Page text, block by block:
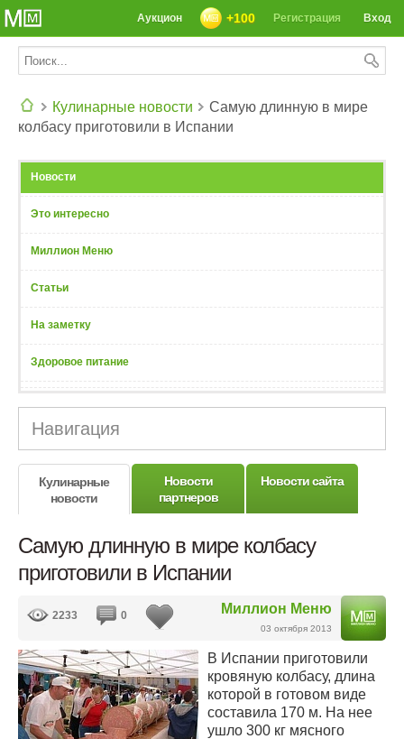
Вход
Регистрация
+100
Аукцион
Кулинарные новости
Самую длинную в мире
колбасу приготовили в Испании
Новости
Это интересно
Миллион Меню
Статьи
На заметку
Здоровое питание
Навигация
Кулинарные
новости
Новости
партнеров
Новости сайта
Самую длинную в мире колбасу
приготовили в Испании
Миллион Меню
03 октября 2013
2233 0
В Испании приготовили
кровяную колбасу, длина
которой в готовом виде
составила 170 м. На нее
ушло 300 кг мясного